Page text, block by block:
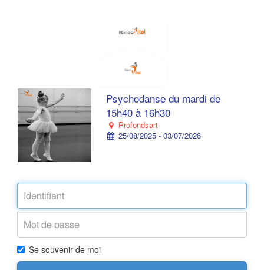
Psychodanse du mardi de
15h40 à 16h30
Profondsart
25/08/2025 - 03/07/2026
Se souvenir de moi